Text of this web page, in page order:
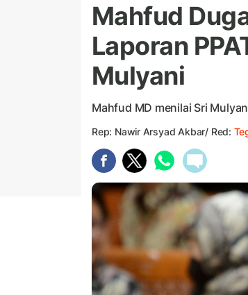
Mahfud
Laporan
Mulyani
Mahfud MD menilai Sri
Rep: Nawir Arsyad Akbar/ Red: